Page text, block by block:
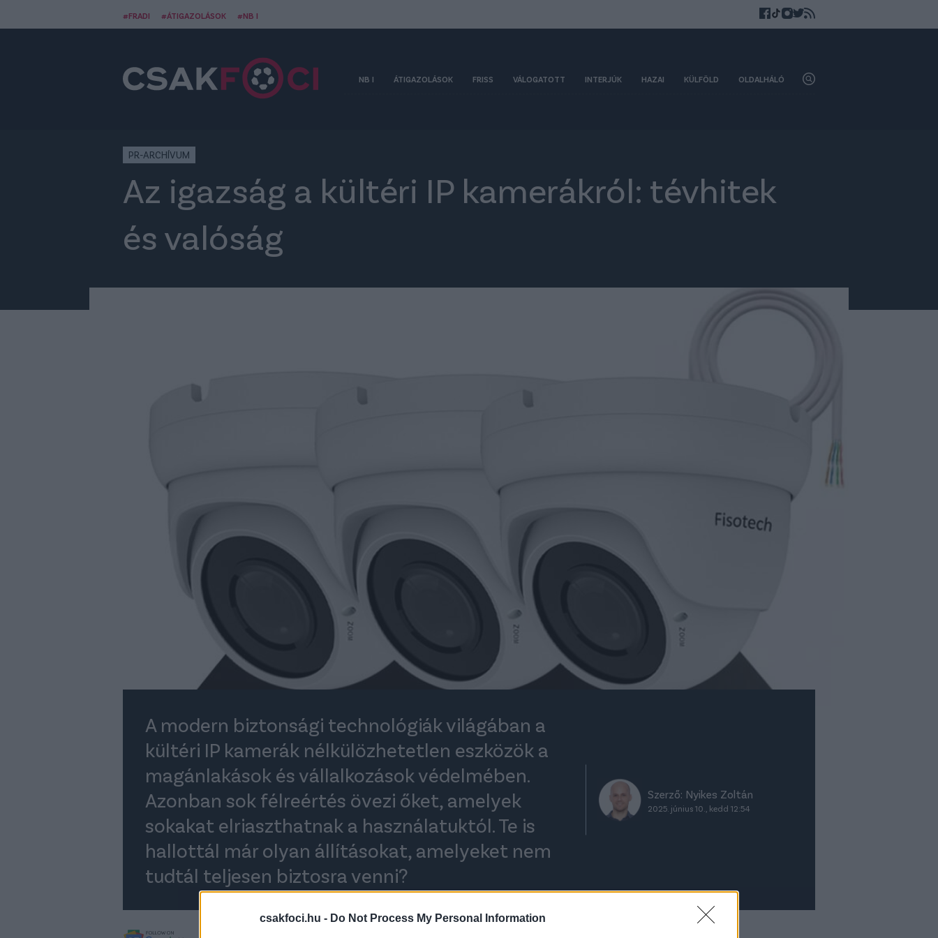
csakfoci.hu - Do Not Process My Personal Information
#FRADI #ÁTIGAZOLÁSOK #NB I
NB I ÁTIGAZOLÁSOK FRISS VÁLOGATOTT INTERJÚK HAZAI KÜLFÖLD OLDALHÁLÓ
PR-ARCHÍVUM
Az igazság a kültéri IP kamerákról: tévhitek
és valóság
A modern biztonsági technológiák világában a
kültéri IP kamerák nélkülözhetetlen eszközök a
magánlakások és vállalkozások védelmében.
Azonban sok félreértés övezi őket, amelyek
sokakat elriaszthatnak a használatuktól. Te is
hallottál már olyan állításokat, amelyeket nem
tudtál teljesen biztosra venni?
Szerző: Nyikes Zoltán
2025. június 10., kedd 12:54